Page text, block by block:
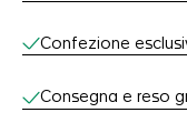
Confezione
Consegna e reso